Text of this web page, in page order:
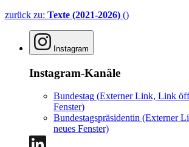
zurück zu: Texte (2021-2026) ()
Instagram
Instagram-Kanäle
Bundestag (Externer Link, Link
Fenster)
Bundestagspräsidentin (Externer
neues Fenster)